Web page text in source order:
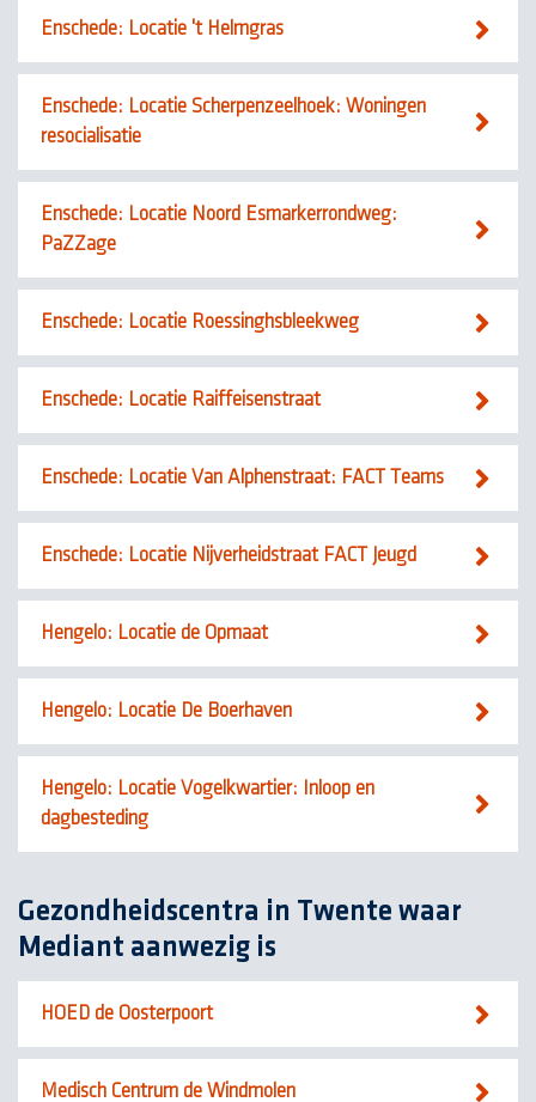
Enschede: Locatie 't Helmgras
Enschede: Locatie Scherpenzeelhoek: Woningen
resocialisatie
Enschede: Locatie Noord Esmarkerrondweg:
PaZZage
Enschede: Locatie Roessinghsbleekweg
Enschede: Locatie Raiffeisenstraat
Enschede: Locatie Van Alphenstraat: FACT Teams
Enschede: Locatie Nijverheidstraat FACT Jeugd
Hengelo: Locatie de Opmaat
Hengelo: Locatie De Boerhaven
Hengelo: Locatie Vogelkwartier: Inloop en
dagbesteding
Gezondheidscentra in Twente waar
Mediant aanwezig is
HOED de Oosterpoort
Medisch Centrum de Windmolen